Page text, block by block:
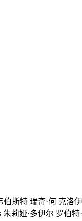
斯特 瑞奇·何 克
朱莉娅·多伊尔 罗伯